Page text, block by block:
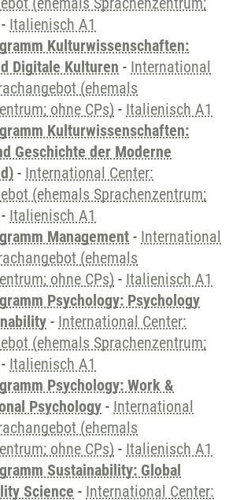
- Italienisch A1
Kulturwissenschaften:
Digitale Kulturen - International
(ehemals
ohne CPs) - Italienisch A1
Kulturwissenschaften:
Geschichte der Moderne
- International Center:
(ehemals Sprachenzentrum;
- Italienisch A1
Management - International
(ehemals
ohne CPs) - Italienisch A1
Psychology: Psychology
- International Center:
(ehemals Sprachenzentrum;
- Italienisch A1
Psychology: Work &
Psychology - International
(ehemals
ohne CPs) - Italienisch A1
Sustainability: Global
Science - International Center: